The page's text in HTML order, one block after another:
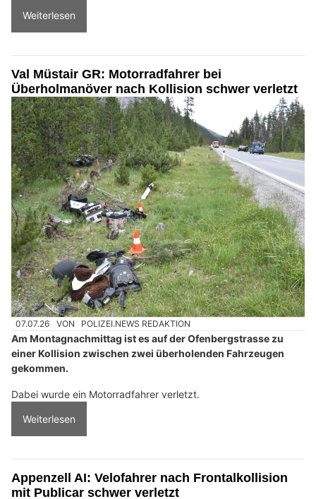
Weiterlesen
Val Müstair GR: Motorradfahrer bei
Überholmanöver nach Kollision schwer verletzt
07.07.26 VON POLIZEI.NEWS REDAKTION
Am Montagnachmittag ist es auf der Ofenbergstrasse zu
einer Kollision zwischen zwei überholenden Fahrzeugen
gekommen.
Dabei wurde ein Motorradfahrer verletzt.
Weiterlesen
Appenzell AI: Velofahrer nach Frontalkollision
mit Publicar schwer verletzt